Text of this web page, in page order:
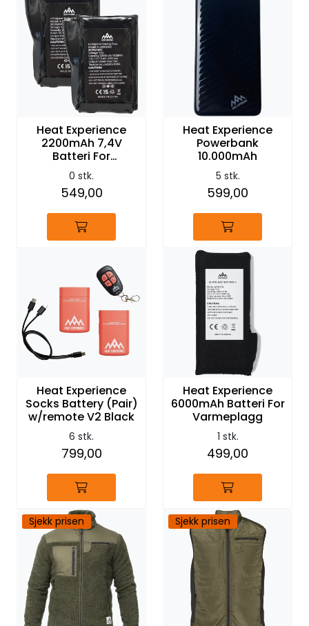
Heat Experience
2200mAh 7,4V
Batteri For
Varmehansker 2pk
0 stk.
549,00
Heat Experience
Powerbank
10.000mAh
5 stk.
599,00
Heat Experience
Socks Battery (Pair)
w/remote V2 Black
6 stk.
799,00
Heat Experience
6000mAh Batteri For
Varmeplagg
1 stk.
499,00
Sjekk prisen Sjekk prisen